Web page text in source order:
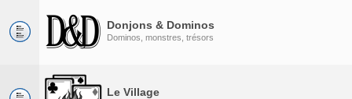
Donjons & Dominos
Dominos, monstres, trésors
Le Village